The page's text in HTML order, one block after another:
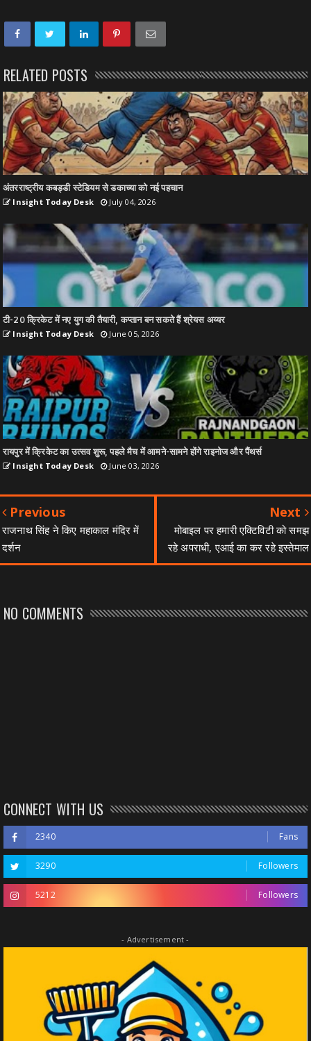
RELATED POSTS
अंतरराष्ट्रीय कबड्डी स्टेडियम से डकाच्या को नई पहचान
Insight Today Desk July 04, 2026
टी-20 क्रिकेट में नए युग की तैयारी, कप्तान बन सकते हैं श्रेयस अय्यर
Insight Today Desk June 05, 2026
रायपुर में क्रिकेट का उत्सव शुरू, पहले मैच में आमने-सामने होंगे राइनोज और पैंथर्स
Insight Today Desk June 03, 2026
Previous
राजनाथ सिंह ने किए महाकाल मंदिर में
दर्शन
Next
मोबाइल पर हमारी एक्टिविटी को समझ
रहे अपराधी, एआई का कर रहे इस्तेमाल
NO COMMENTS
CONNECT WITH US
2340 Fans
3290 Followers
5212 Followers
- Advertisement -